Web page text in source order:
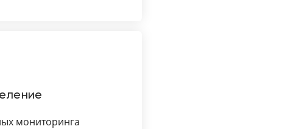
мониторинга